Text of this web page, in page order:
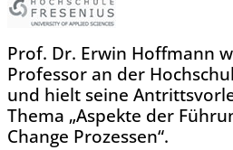
Prof. Dr. Erwin Hoffmann
Professor an der
und hielt seine
Thema „Aspekte der
Change Prozessen“.